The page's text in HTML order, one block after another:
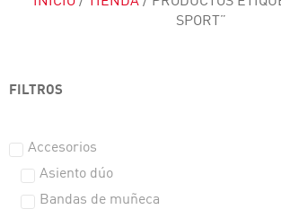
SPORT”
FILTROS
Accesorios
Asiento dúo
Bandas de muñeca